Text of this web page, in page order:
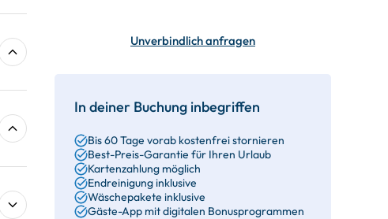
Unverbindlich anfragen
In deiner Buchung inbegriffen
Bis 60 Tage vorab kostenfrei stornieren
Best-Preis-Garantie für Ihren Urlaub
Kartenzahlung möglich
Endreinigung inklusive
Wäschepakete inklusive
Gäste-App mit digitalen Bonusprogrammen